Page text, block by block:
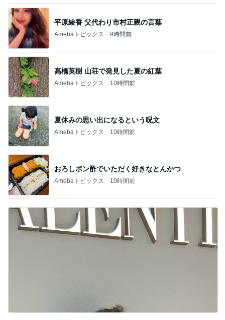
平原綾香 父代わり市村正親の言葉
Amebaトピックス 9時間前
高橋英樹 山荘で発見した夏の紅葉
Amebaトピックス 10時間前
夏休みの思い出になるという呪文
Amebaトピックス 10時間前
おろしポン酢でいただく好きなとんかつ
Amebaトピックス 10時間前